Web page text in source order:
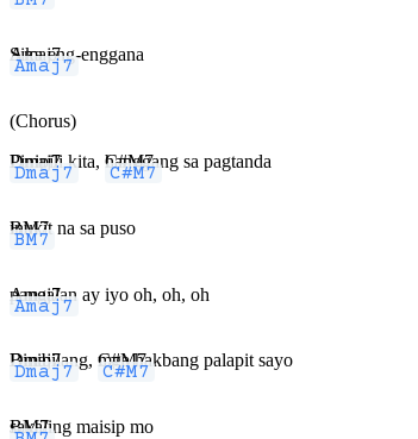
Amaj7
Sika eng-enggana
(Chorus)
Dmaj7
Pinipili kita, C#M7
hanggang sa pagtanda
BM7
inukit na sa puso
Amaj7
pangalan ay iyo oh, oh, oh
Dmaj7
Binibilang, C#M7
mga hakbang palapit sayo
BM7
sakaling maisip mo